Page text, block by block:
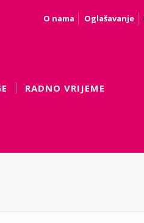
O nama Oglašavanje
RADNO VRIJEME